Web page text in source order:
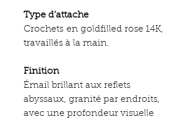
Type d’attache
Crochets en goldfilled rose 14K,
travaillés à la main.
Finition
Émail brillant aux reflets
abyssaux, granité par endroits,
avec une profondeur visuelle